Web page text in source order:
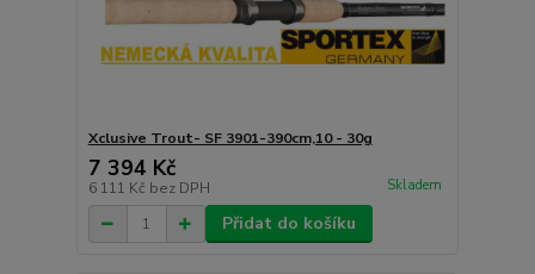
Xclusive Trout- SF 3901-390cm,10 - 30g
7 394 Kč
6 111 Kč bez DPH Skladem
Přidat do košíku